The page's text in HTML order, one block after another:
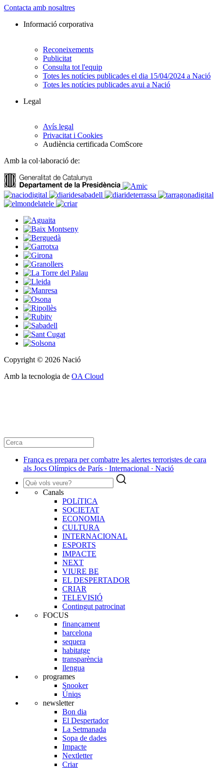
Contacta amb nosaltres
Informació corporativa
Reconeixements
Publicitat
Consulta tot l'equip
Totes les notícies publicades el dia 15/04/2024 a Nació
Totes les notícies publicades avui a Nació
Legal
Avís legal
Privacitat i Cookies
Audiència certificada ComScore
Amb la col·laboració de:
Copyright © 2026 Nació
Amb la tecnologia de OA Cloud
França es prepara per combatre les alertes terroristes de cara
als Jocs Olímpics de París · Internacional · Nació
Canals
POLíTICA
SOCIETAT
ECONOMIA
CULTURA
INTERNACIONAL
ESPORTS
IMPACTE
NEXT
VIURE BE
EL DESPERTADOR
CRIAR
TELEVISIÓ
Contingut patrocinat
FOCUS
finançament
barcelona
sequera
habitatge
transparència
llengua
programes
Snooker
Úniqs
newsletter
Bon dia
El Despertador
La Setmanada
Sopa de dades
Impacte
Nextletter
Criar